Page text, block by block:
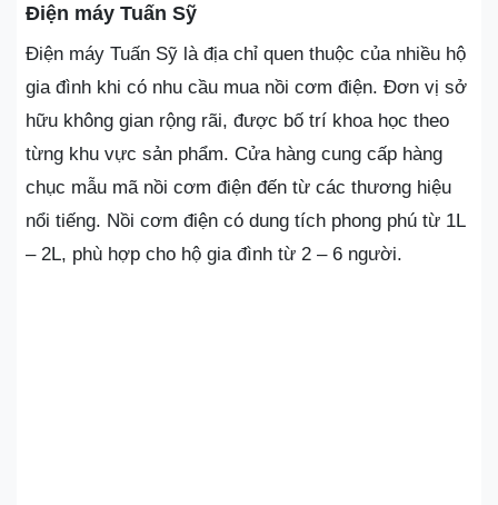
Điện máy Tuấn Sỹ
Điện máy Tuấn Sỹ là địa chỉ quen thuộc của nhiều hộ
gia đình khi có nhu cầu mua nồi cơm điện. Đơn vị sở
hữu không gian rộng rãi, được bố trí khoa học theo
từng khu vực sản phẩm. Cửa hàng cung cấp hàng
chục mẫu mã nồi cơm điện đến từ các thương hiệu
nổi tiếng. Nồi cơm điện có dung tích phong phú từ 1L
– 2L, phù hợp cho hộ gia đình từ 2 – 6 người.